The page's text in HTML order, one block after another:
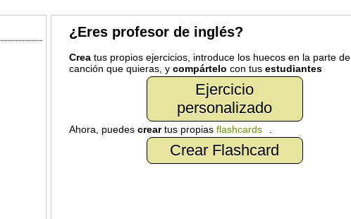
¿Eres profesor de inglés?
Creatus propios ejercicios, introduce los huecos en la parte de
canción que quieras, y compártelo con tus estudiantes
Ejercicio
personalizado
Ahora, puedes creartus propias flashcards
Crear Flashcard